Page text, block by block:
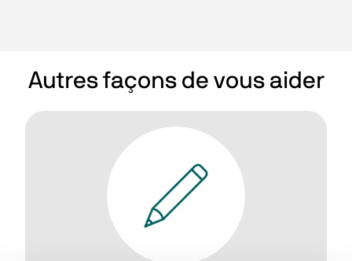
Autres façons de vous aider